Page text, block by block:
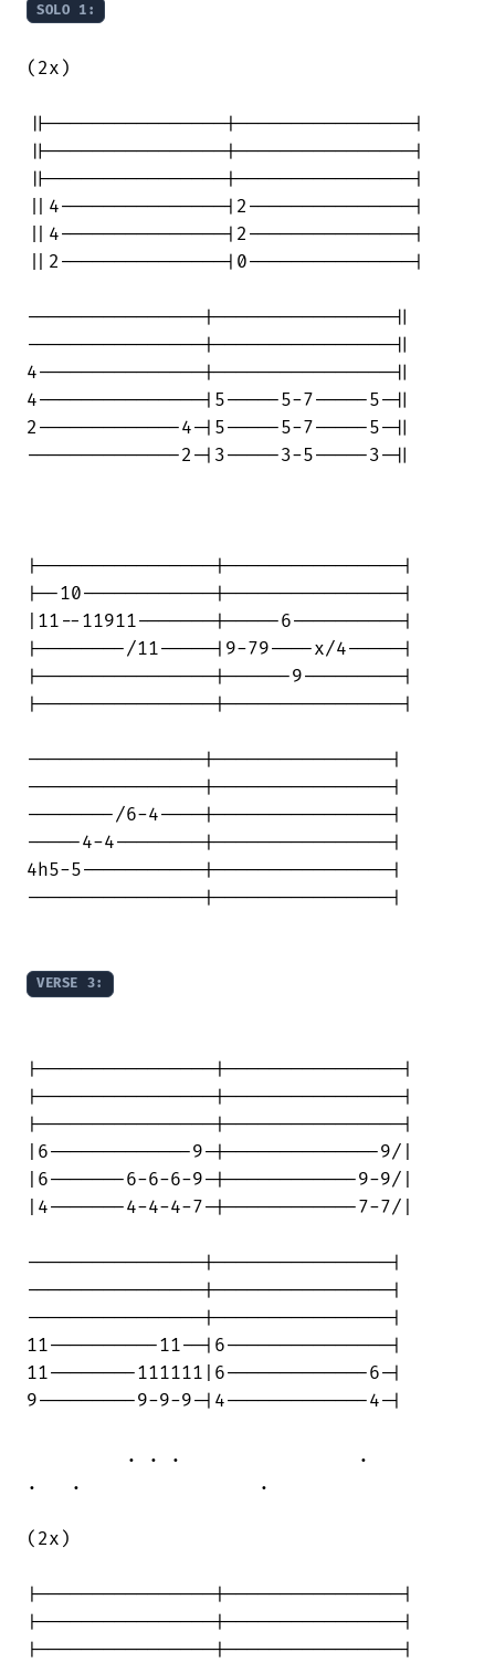
SOLO 1:
(2x)
||----------------|----------------|
||----------------|----------------|
||----------------|----------------|
||4---------------|2---------------|
||4---------------|2---------------|
||2---------------|0---------------|
----------------|----------------||
----------------|----------------||
4---------------|----------------||
4---------------|5-----5-7-----5-||
2-------------4-|5-----5-7-----5-||
--------------2-|3-----3-5-----3-||
|----------------|----------------|
|--10------------|----------------|
|11--11911-------|-----6----------|
|--------/11-----|9-79----x/4-----|
|----------------|------9---------|
|----------------|----------------|
----------------|----------------|
----------------|----------------|
--------/6-4----|----------------|
-----4-4--------|----------------|
4h5-5-----------|----------------|
----------------|----------------|
VERSE 3:
|----------------|----------------|
|----------------|----------------|
|----------------|----------------|
|6-------------9-|--------------9/|
|6-------6-6-6-9-|------------9-9/|
|4-------4-4-4-7-|------------7-7/|
----------------|----------------|
----------------|----------------|
----------------|----------------|
11----------11--|6---------------|
11--------111111|6-------------6-|
9---------9-9-9-|4-------------4-|
         . . .                .
.   .                .
(2x)
|----------------|----------------|
|----------------|----------------|
|----------------|----------------|